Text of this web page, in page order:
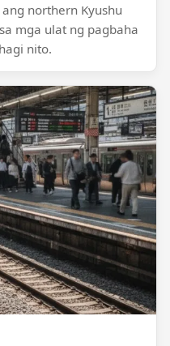
northern Kyushu
mga ulat ng pagbaha
nito.